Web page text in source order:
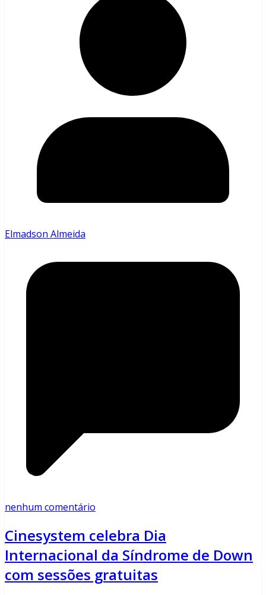
Elmadson Almeida
nenhum comentário
Cinesystem celebra Dia
Internacional da Síndrome de Down
com sessões gratuitas